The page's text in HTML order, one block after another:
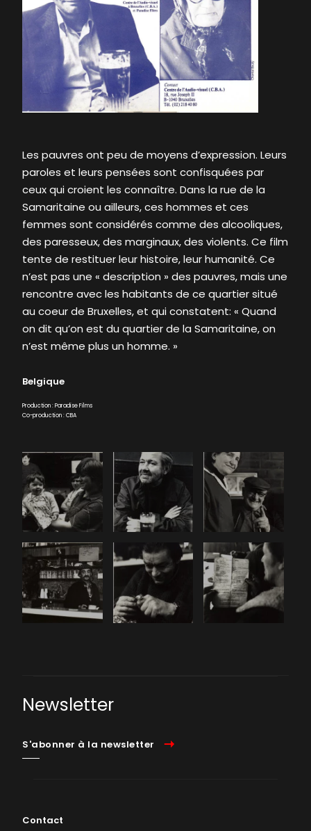
Les pauvres ont peu de moyens d’expression. Leurs
paroles et leurs pensées sont confisquées par
ceux qui croient les connaître. Dans la rue de la
Samaritaine ou ailleurs, ces hommes et ces
femmes sont considérés comme des alcooliques,
des paresseux, des marginaux, des violents. Ce film
tente de restituer leur histoire, leur humanité. Ce
n’est pas une « description » des pauvres, mais une
rencontre avec les habitants de ce quartier situé
au coeur de Bruxelles, et qui constatent: « Quand
on dit qu’on est du quartier de la Samaritaine, on
n’est même plus un homme. »
Belgique
Production : Paradise Films
Co-production : CBA
Newsletter
S'abonner à la newsletter
Contact